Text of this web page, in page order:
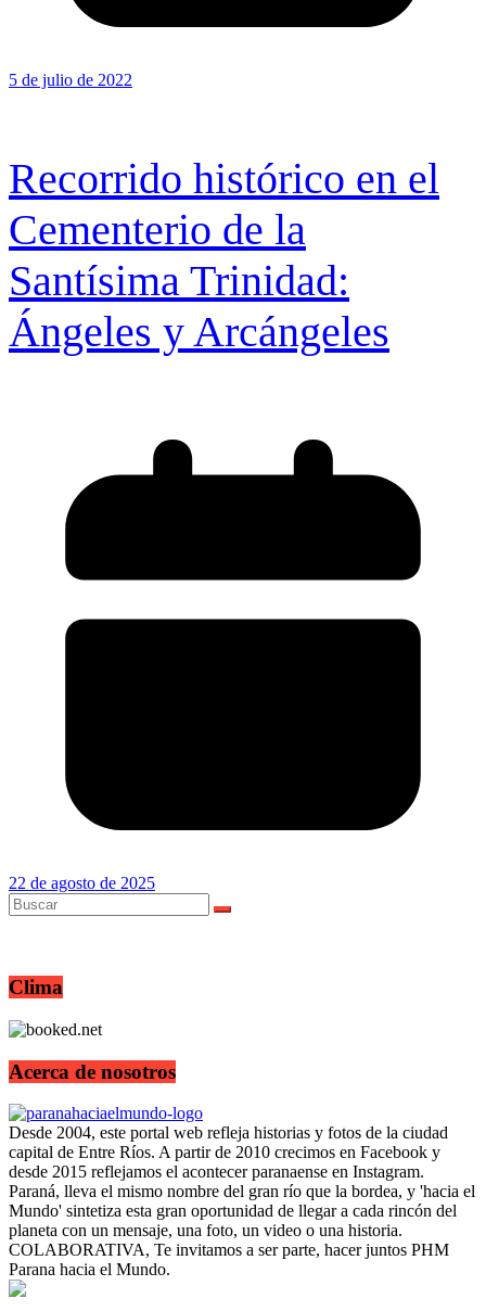
5 de julio de 2022
Recorrido histórico en el
Cementerio de la
Santísima Trinidad:
Ángeles y Arcángeles
22 de agosto de 2025
Clima
Acerca de nosotros
Desde 2004, este portal web refleja historias y fotos de la ciudad
capital de Entre Ríos. A partir de 2010 crecimos en Facebook y
desde 2015 reflejamos el acontecer paranaense en Instagram.
Paraná, lleva el mismo nombre del gran río que la bordea, y 'hacia el
Mundo' sintetiza esta gran oportunidad de llegar a cada rincón del
planeta con un mensaje, una foto, un video o una historia.
COLABORATIVA, Te invitamos a ser parte, hacer juntos PHM
Parana hacia el Mundo.